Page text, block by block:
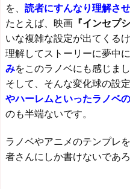
を、 読者にすんなり理解さ
たとえば、映画 『インセプ
いな複雑な設定が出てくる
理解してストーリーに夢中
みをこのラノベにも感じまし
そして、そんな変化球の設
やハーレムといったラノベ
のも半端ないです。
ラノベやアニメのテンプレ
者さんにしか書けないであ